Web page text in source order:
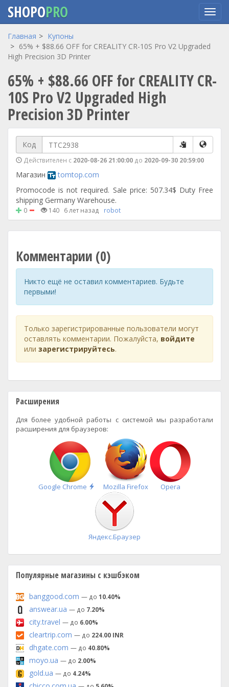
Перейти
основному
SHOPOPRO
Главная
Купоны
65% + $88.66 OFF for CREALITY CR-10S Pro V2 Upgraded
High Precision 3D Printer
65% + $88.66 OFF for CREALITY CR-
10S Pro V2 Upgraded High
Precision 3D Printer
Код
Действителен с 2020-08-26 21:00:00 до 2020-09-30 20:59:00
Магазин
tomtop.com
Promocode is not required. Sale price: 507.34$ Duty Free
shipping Germany Warehouse.
0 140 6 лет назад robot
Комментарии (0)
Никто ещё не оставил комментариев. Будьте
первыми!
Только зарегистрированные пользователи могут
оставлять комментарии. Пожалуйста, войдите
или зарегистрируйтесь.
Расширения
Для более удобной работы с системой мы разработали
расширения для браузеров:
Google Chrome
Быстрая
установка
Mozilla Firefox Opera
Яндекс.Браузер
Популярные магазины с кэшбэком
banggood.com — до 10.40%
answear.ua — до 7.20%
city.travel — до 6.00%
cleartrip.com — до 224.00 INR
dhgate.com — до 40.80%
moyo.ua — до 2.00%
gold.ua — до 4.24%